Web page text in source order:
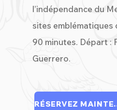
l’indépendance du
sites emblématiques
90 minutes. Départ :
Guerrero.